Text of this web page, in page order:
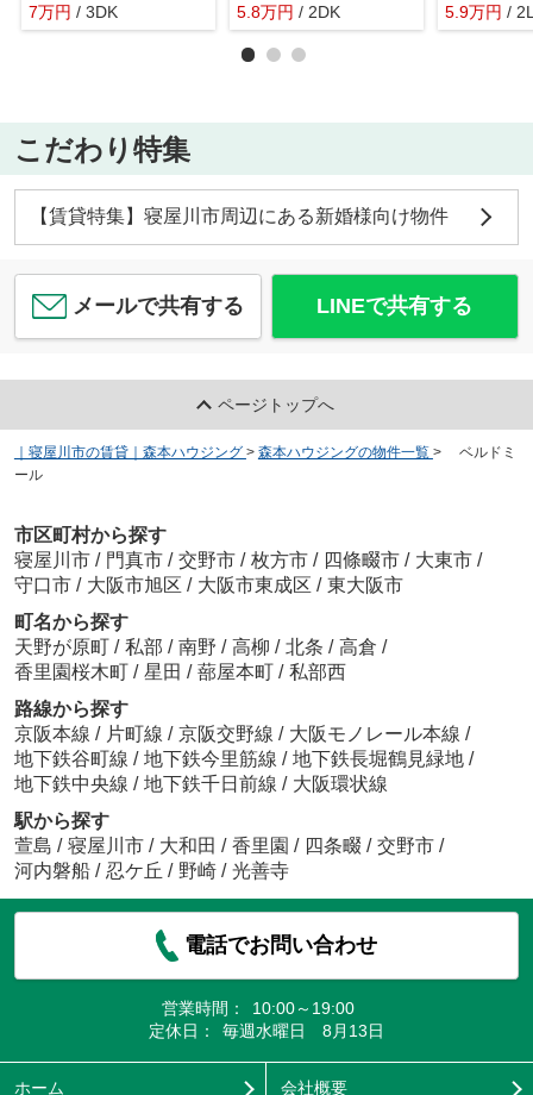
7万円 / 3DK
5.8万円 / 2DK 5.9万円 /
こだわり特集
【賃貸特集】寝屋川市周辺にある新婚様向け物件
メールで共有する LINEで共有する
ページトップへ
｜寝屋川市の賃貸｜森本ハウジング > 森本ハウジングの物件一覧 >
ベルドミ
ール
市区町村から探す
寝屋川市 / 門真市 / 交野市 / 枚方市 / 四條畷市 / 大東市 /
守口市 / 大阪市旭区 / 大阪市東成区 / 東大阪市
町名から探す
天野が原町 / 私部 / 南野 / 高柳 / 北条 / 高倉 /
香里園桜木町 / 星田 / 蔀屋本町 / 私部西
路線から探す
京阪本線 / 片町線 / 京阪交野線 / 大阪モノレール本線 /
地下鉄谷町線 / 地下鉄今里筋線 / 地下鉄長堀鶴見緑地 /
地下鉄中央線 / 地下鉄千日前線 / 大阪環状線
駅から探す
萱島 / 寝屋川市 / 大和田 / 香里園 / 四条畷 / 交野市 /
河内磐船 / 忍ケ丘 / 野崎 / 光善寺
電話でお問い合わせ
営業時間：
10:00～19:00
定休日：
毎週水曜日 8月13日
ホーム 会社概要